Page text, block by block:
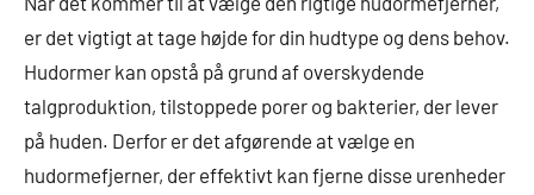
er det vigtigt at tage højde for din hudtype og dens behov.
Hudormer kan opstå på grund af overskydende
talgproduktion, tilstoppede porer og bakterier, der lever
på huden. Derfor er det afgørende at vælge en
hudormefjerner, der effektivt kan fjerne disse urenheder